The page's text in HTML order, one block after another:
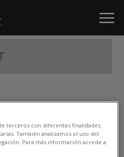
1
terceros con diferentes finalidades:
También analizamos el uso del
Para más información accede a